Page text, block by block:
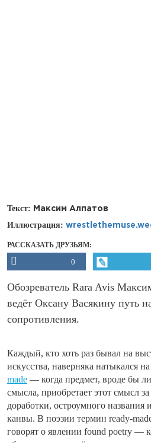
Текст: Максим Алпатов
Иллюстрация:
РАССКАЗАТЬ ДРУЗЬЯМ:
0
Обозреватель Rara Avis
ведёт Оксану Васякину путь
сопротивления.
Каждый, кто хоть раз бывал на
искусства, наверняка натыкался
made — когда предмет, вроде бы
смысла, приобретает этот смысл
доработки, остроумного названия
канвы. В поэзии термин ready-
говорят о явлении found poetry —